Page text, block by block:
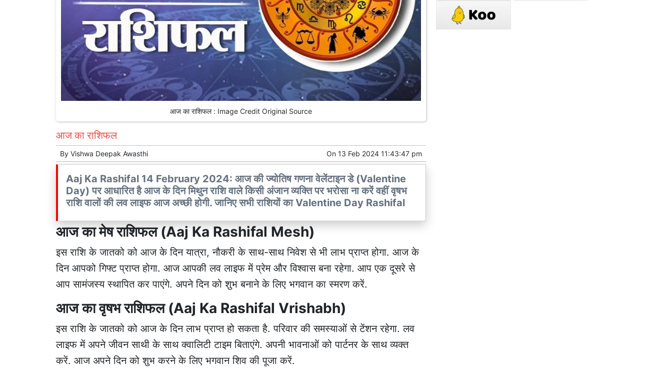
आज का राशिफल : Image Credit Original Source
आज का राशिफल
By Vishwa Deepak Awasthi On 13 Feb 2024 11:43:47 pm
Aaj Ka Rashifal 14 February 2024: आज की ज्योतिष गणना वेलेंटाइन डे (Valentine
Day) पर आधारित है आज के दिन मिथुन राशि वाले किसी अंजान व्यक्ति पर भरोसा ना करें वहीं वृषभ
राशि वालों की लव लाइफ आज अच्छी होगी. जानिए सभी राशियों का Valentine Day Rashifal
आज का मेष राशिफल (Aaj Ka Rashifal Mesh)
इस राशि के जातको को आज के दिन यात्रा, नौकरी के साथ-साथ निवेश से भी लाभ प्राप्त होगा. आज के
दिन आपको गिफ्ट प्राप्त होगा. आज आपकी लव लाइफ में प्रेम और विश्वास बना रहेगा. आप एक दूसरे से
आप सामंजस्य स्थापित कर पाएंगे. अपने दिन को शुभ बनाने के लिए भगवान का स्मरण करें.
आज का वृषभ राशिफल (Aaj Ka Rashifal Vrishabh)
इस राशि के जातको को आज के दिन लाभ प्राप्त हो सकता है. परिवार की समस्याओं से टेंशन रहेगा. लव
लाइफ में अपने जीवन साथी के साथ क्वालिटी टाइम बिताएंगे. अपनी भावनाओं को पार्टनर के साथ व्यक्त
करें. आज अपने दिन को शुभ करने के लिए भगवान शिव की पूजा करें.